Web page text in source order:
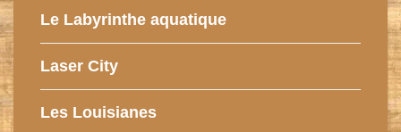
Le Labyrinthe aquatique
Laser City
Les Louisianes